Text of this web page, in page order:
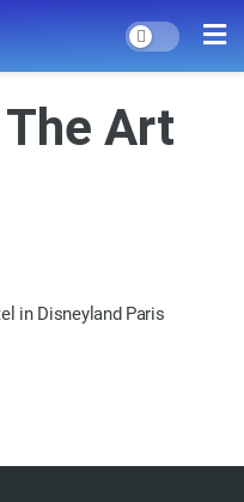
The Art
in Disneyland Paris